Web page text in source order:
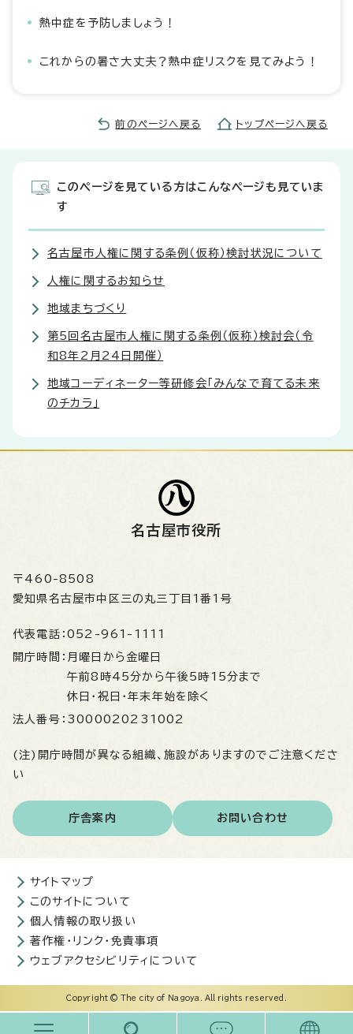
熱中症を予防しましょう！
これからの暑さ大丈夫？熱中症リスクを見てみよう！
前のページへ戻る トップページへ戻る
このページを見ている方はこんなページも見ていま
す
名古屋市人権に関する条例（仮称）検討状況について
人権に関するお知らせ
地域まちづくり
第5回名古屋市人権に関する条例（仮称）検討会（令
和8年2月24日開催）
地域コーディネーター等研修会「みんなで育てる未来
のチカラ」
名古屋市役所
〒460-8508
愛知県名古屋市中区三の丸三丁目1番1号
代表電話： 052-961-1111
開庁時間： 月曜日から金曜日
午前8時45分から午後5時15分まで
休日・祝日・年末年始を除く
法人番号： 3000020231002
(注)開庁時間が異なる組織、施設がありますのでご注意くださ
い
庁舎案内 お問い合わせ
サイトマップ
このサイトについて
個人情報の取り扱い
著作権・リンク・免責事項
ウェブアクセシビリティについて
Copyright © The city of Nagoya. All rights reserved.